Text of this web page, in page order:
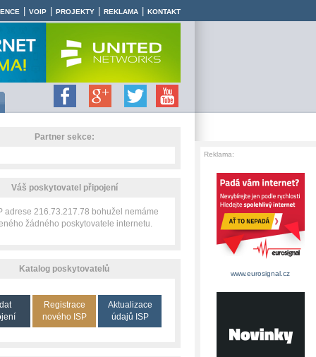
VOIP PROJEKTY REKLAMA KONTAKT
Partner sekce:
Váš poskytovatel připojení
adrese 216.73.217.78 bohužel nemáme
žádného poskytovatele internetu.
Katalog poskytovatelů
Registrace
nového ISP
Aktualizace
údajů ISP
Reklama:
www.eurosignal.cz